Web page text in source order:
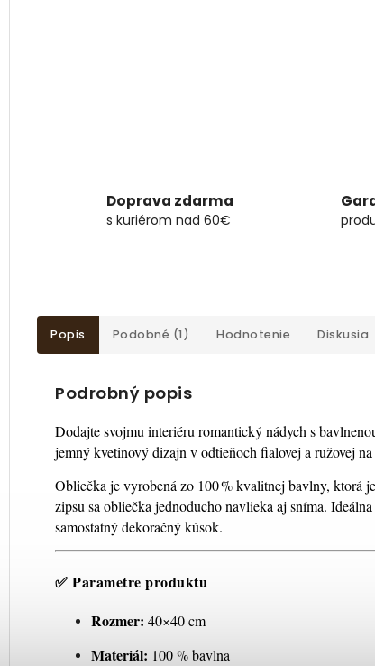
Doprava zdarma
s kuriérom nad 60€
Popis Podobné (1) Hodnotenie Diskusia
Podrobný popis
Dodajte svojmu interiéru romantický nádych s
jemný kvetinový dizajn v odtieňoch fialovej a ružovej
Obliečka je vyrobená zo 100 % kvalitnej bavlny, ktorá
zipsu sa obliečka jednoducho navlieka aj sníma.
samostatný dekoračný kúsok.
✅ Parametre produktu
Rozmer: 40×40 cm
Materiál: 100 % bavlna